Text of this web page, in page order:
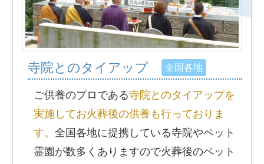
寺院とのタイアップ 全国各地
ご供養のプロである寺院とのタイアップを
実施してお火葬後の供養も行っておりま
す。全国各地に提携している寺院やペット
霊園が数多くありますので火葬後のペット